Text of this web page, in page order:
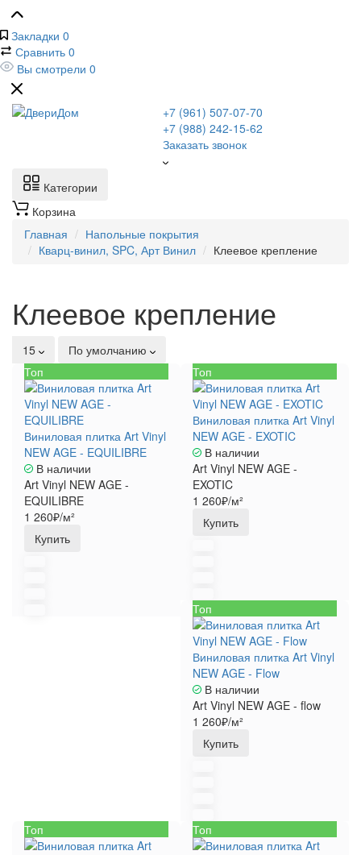
Закладки 0
Сравнить 0
Вы смотрели 0
+7 (961) 507-07-70
+7 (988) 242-15-62
Заказать звонок
Категории
Корзина
Главная
Напольные покрытия
Кварц-винил, SPC, Арт Винил
Клеевое крепление
Клеевое крепление
15
По умолчанию
Топ
Виниловая плитка Art Vinyl
NEW AGE - EQUILIBRE
В наличии
Art Vinyl NEW AGE -
EQUILIBRE
1 260₽/м²
Купить
Топ
Виниловая плитка Art Vinyl
NEW AGE - EXOTIC
В наличии
Art Vinyl NEW AGE -
EXOTIC
1 260₽/м²
Купить
Топ
Виниловая плитка Art Vinyl
NEW AGE - Flow
В наличии
Art Vinyl NEW AGE - flow
1 260₽/м²
Купить
Топ Топ